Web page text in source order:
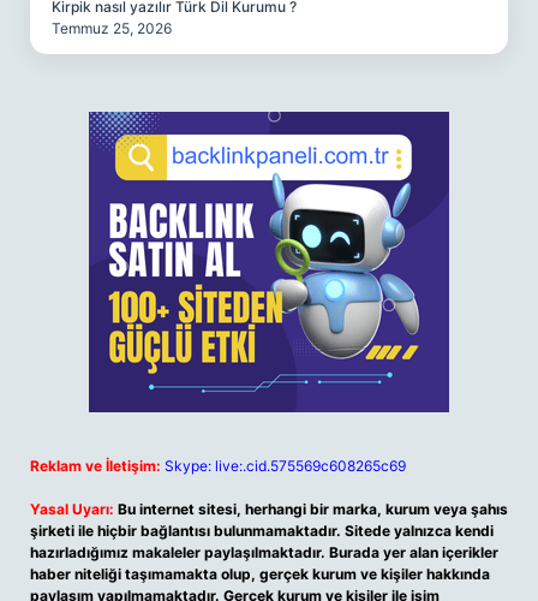
Kirpik nasıl yazılır Türk Dil Kurumu ?
Temmuz 25, 2026
Reklam ve İletişim: Skype: live:.cid.575569c608265c69
Yasal Uyarı: Bu internet sitesi, herhangi bir marka, kurum veya şahıs
şirketi ile hiçbir bağlantısı bulunmamaktadır. Sitede yalnızca kendi
hazırladığımız makaleler paylaşılmaktadır. Burada yer alan içerikler
haber niteliği taşımamakta olup, gerçek kurum ve kişiler hakkında
paylaşım yapılmamaktadır. Gerçek kurum ve kişiler ile isim